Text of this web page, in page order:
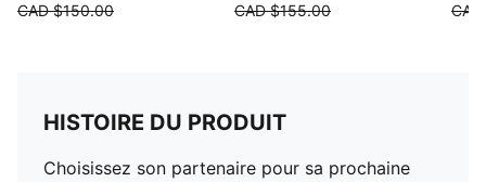
CAD $150.00
CAD $155.00
HISTOIRE DU PRODUIT
Choisissez son partenaire pour sa prochaine